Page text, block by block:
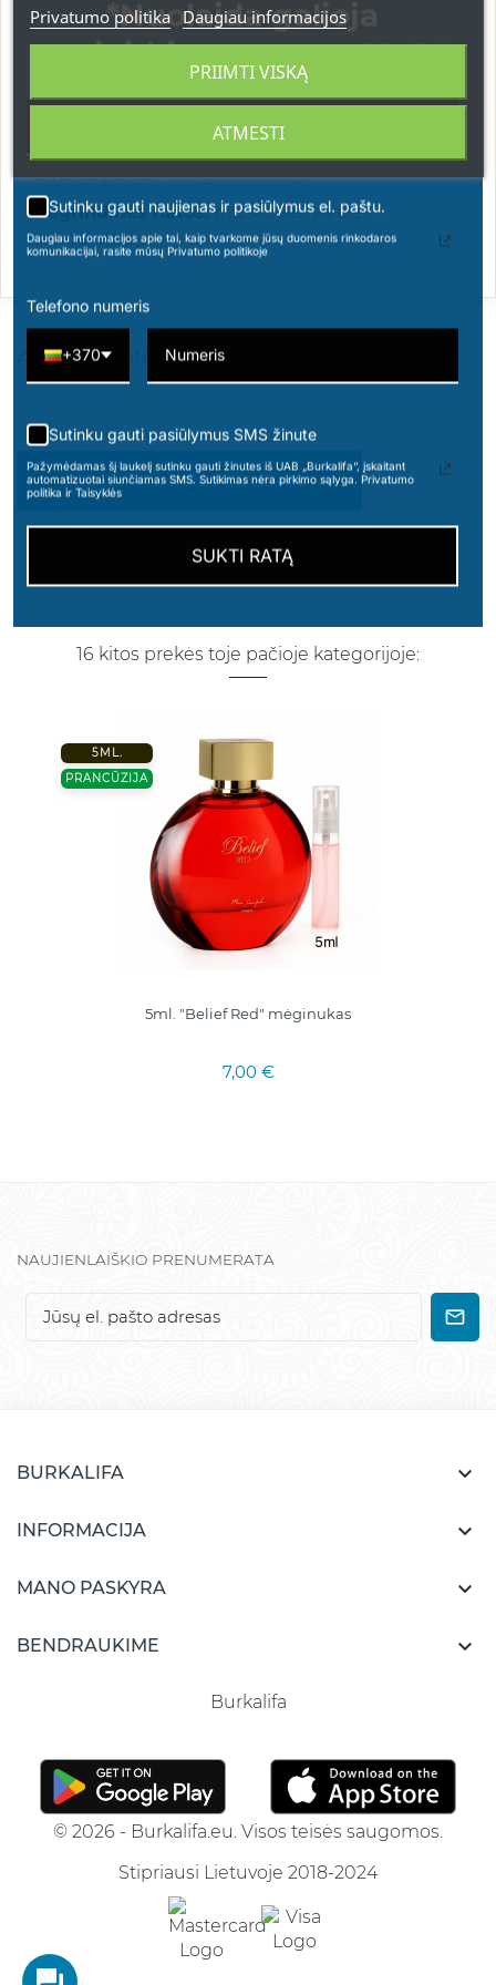
romantika. Jis kaip šypsena, kaip žvilgsnis, kaip
akimirka, kuri lieka atmintyje ilgam.
Nanine Bella – nesenstanti moteriškumo
elegancija.
mangai, kartieji apelsinai
Širdies natos:Ylang, Orchidėja
Pagrindinės natos:muskusas, vanilė,
sandalmedis
ATSILIEPIMAI
PARAŠYKITE SAVO ATSILIEPIMĄ
16 kitos prekės toje pačioje kategorijoje:
5ML.
PRANCŪZIJA
5ml. "Belief Red" mėginukas
7,00 €
NAUJIENLAIŠKIO PRENUMERATA
BURKALIFA 
INFORMACIJA 
MANO PASKYRA 
BENDRAUKIME 
Burkalifa
© 2026 - Burkalifa.eu. Visos teisės saugomos.
Stipriausi Lietuvoje 2018-2024
Privatumo politika Daugiau informacijos
ATMESTI
PRIIMTI VISKĄ
*Nuolaida galioja
apsipirkimams nuo 49 € !
Sutinku gauti naujienas ir pasiūlymus el. paštu.
Daugiau informacijos apie tai, kaip tvarkome jūsų duomenis rinkodaros
komunikacijai, rasite mūsų Privatumo politikoje
Telefono numeris
+370
Sutinku gauti pasiūlymus SMS žinute
Pažymėdamas šį laukelį sutinku gauti žinutes iš UAB „Burkalifa“, įskaitant
automatizuotai siunčiamas SMS. Sutikimas nėra pirkimo sąlyga. Privatumo
politika ir Taisyklės
SUKTI RATĄ